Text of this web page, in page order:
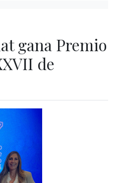
gana Premio
de